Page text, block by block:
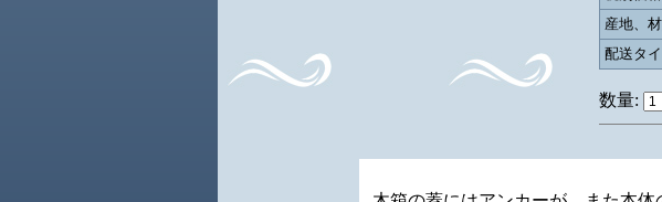
産地、
配送タ
数量: